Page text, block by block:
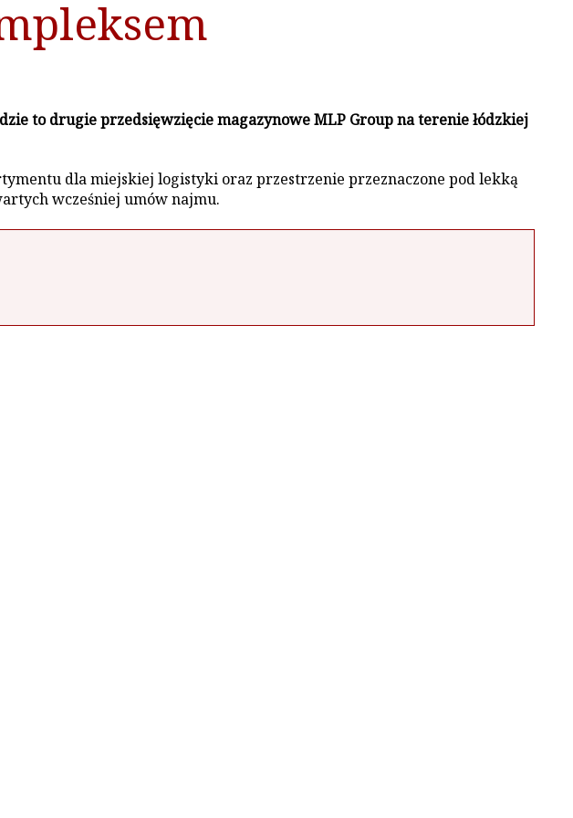
to drugie przedsięwzięcie magazynowe MLP Group na terenie łódzkiej
dla miejskiej logistyki oraz przestrzenie przeznaczone pod lekką
wcześniej umów najmu.